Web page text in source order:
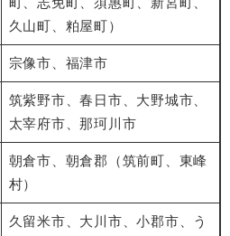
久山町、粕屋町）
宗像市、福津市
筑紫野市、春日市、大野城市、
太宰府市、那珂川市
朝倉市、朝倉郡（筑前町、東峰
村）
久留米市、大川市、小郡市、う